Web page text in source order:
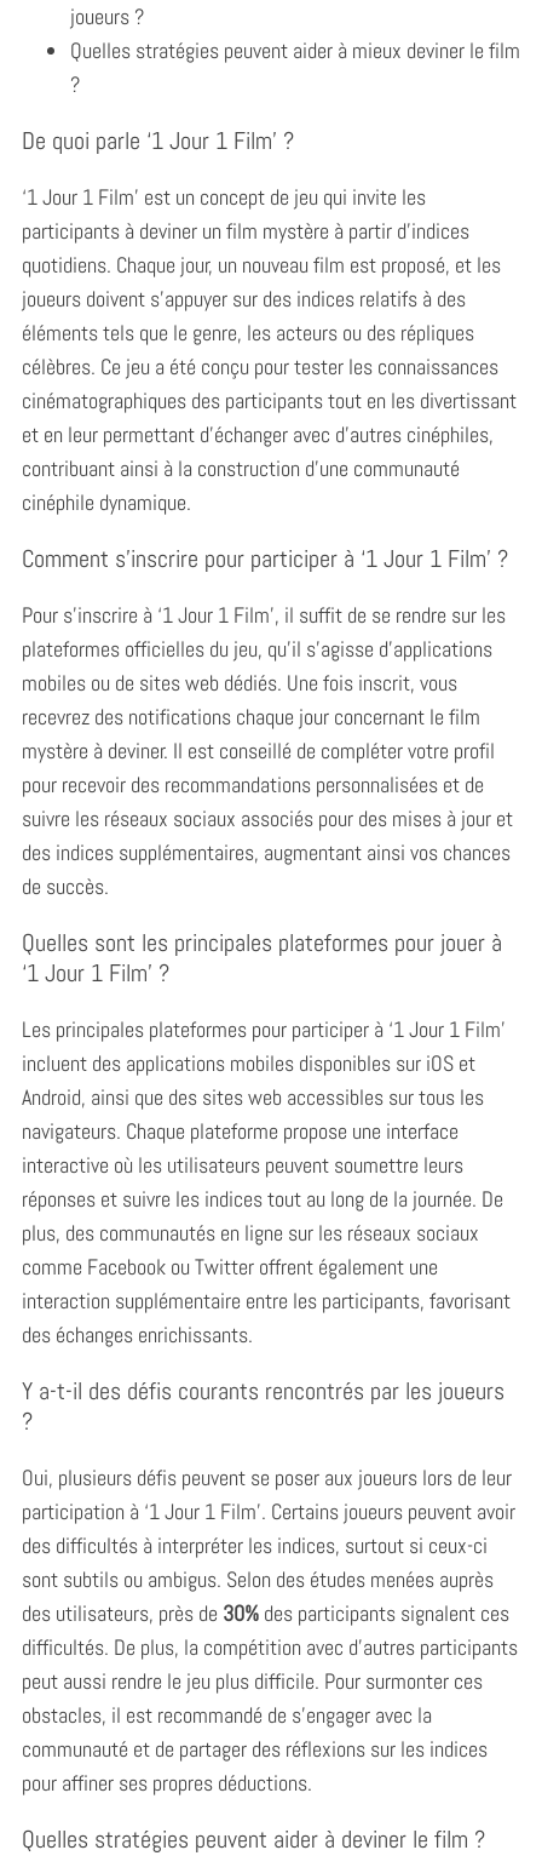
joueurs ?
Quelles stratégies peuvent aider à mieux deviner le film
?
De quoi parle ‘1 Jour 1 Film’ ?
‘1 Jour 1 Film’ est un concept de jeu qui invite les
participants à deviner un film mystère à partir d’indices
quotidiens. Chaque jour, un nouveau film est proposé, et les
joueurs doivent s’appuyer sur des indices relatifs à des
éléments tels que le genre, les acteurs ou des répliques
célèbres. Ce jeu a été conçu pour tester les connaissances
cinématographiques des participants tout en les divertissant
et en leur permettant d’échanger avec d’autres cinéphiles,
contribuant ainsi à la construction d’une communauté
cinéphile dynamique.
Comment s’inscrire pour participer à ‘1 Jour 1 Film’ ?
Pour s’inscrire à ‘1 Jour 1 Film’, il suffit de se rendre sur les
plateformes officielles du jeu, qu’il s’agisse d’applications
mobiles ou de sites web dédiés. Une fois inscrit, vous
recevrez des notifications chaque jour concernant le film
mystère à deviner. Il est conseillé de compléter votre profil
pour recevoir des recommandations personnalisées et de
suivre les réseaux sociaux associés pour des mises à jour et
des indices supplémentaires, augmentant ainsi vos chances
de succès.
Quelles sont les principales plateformes pour jouer à
‘1 Jour 1 Film’ ?
Les principales plateformes pour participer à ‘1 Jour 1 Film’
incluent des applications mobiles disponibles sur iOS et
Android, ainsi que des sites web accessibles sur tous les
navigateurs. Chaque plateforme propose une interface
interactive où les utilisateurs peuvent soumettre leurs
réponses et suivre les indices tout au long de la journée. De
plus, des communautés en ligne sur les réseaux sociaux
comme Facebook ou Twitter offrent également une
interaction supplémentaire entre les participants, favorisant
des échanges enrichissants.
Y a-t-il des défis courants rencontrés par les joueurs
?
Oui, plusieurs défis peuvent se poser aux joueurs lors de leur
participation à ‘1 Jour 1 Film’. Certains joueurs peuvent avoir
des difficultés à interpréter les indices, surtout si ceux-ci
sont subtils ou ambigus. Selon des études menées auprès
des utilisateurs, près de 30%des participants signalent ces
difficultés. De plus, la compétition avec d’autres participants
peut aussi rendre le jeu plus difficile. Pour surmonter ces
obstacles, il est recommandé de s’engager avec la
communauté et de partager des réflexions sur les indices
pour affiner ses propres déductions.
Quelles stratégies peuvent aider à deviner le film ?